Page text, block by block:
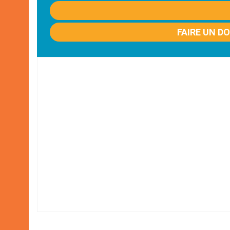
FAIRE UN